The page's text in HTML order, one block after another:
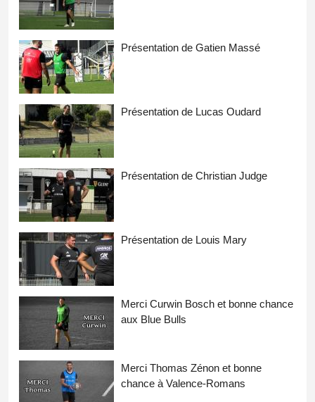
Présentation de Gatien Massé
Présentation de Lucas Oudard
Présentation de Christian Judge
Présentation de Louis Mary
Merci Curwin Bosch et bonne chance
aux Blue Bulls
Merci Thomas Zénon et bonne
chance à Valence-Romans